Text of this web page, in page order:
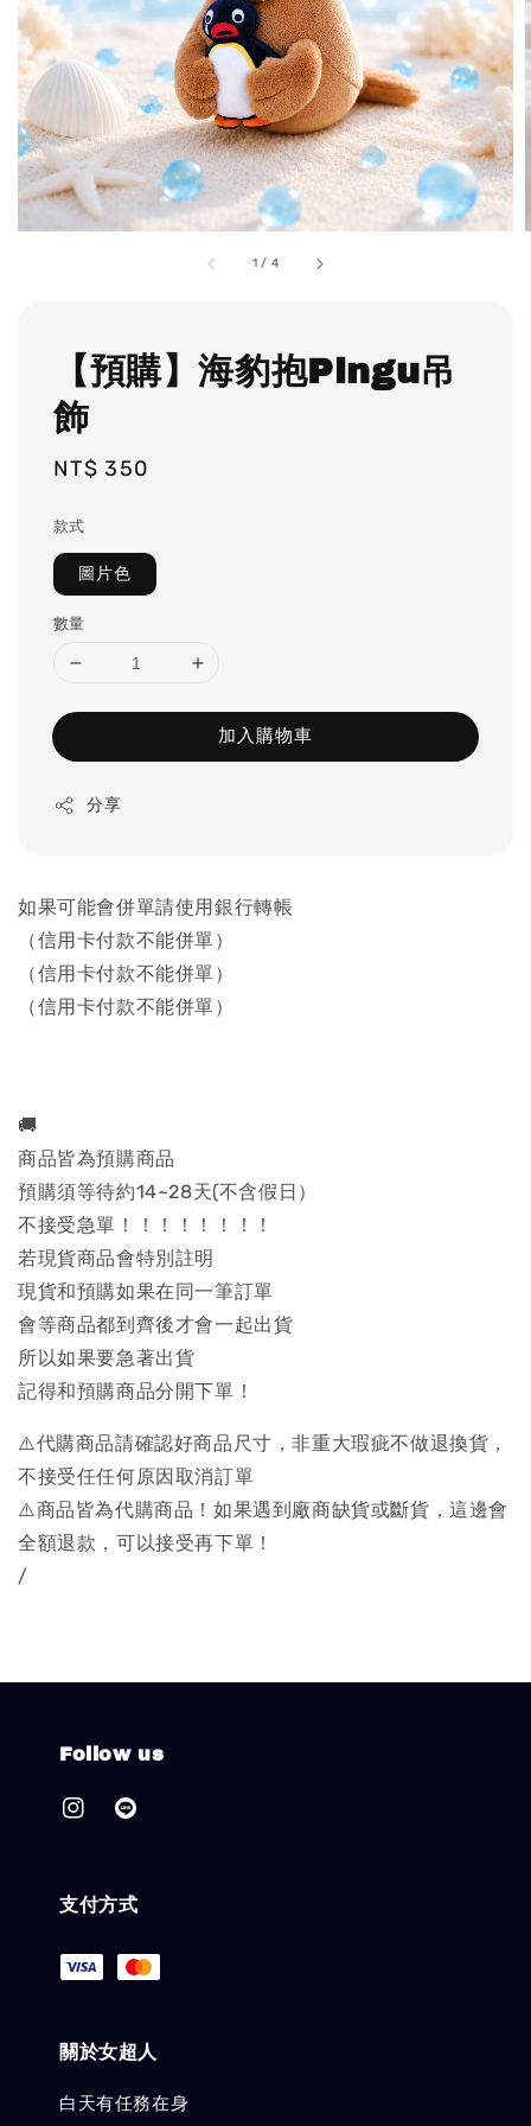
1 / 4
【預購】海豹抱Pingu吊
飾
Regular
NT$ 350
款式
圖片色
數量
加入購物車
分享
如果可能會併單請使用銀行轉帳
（信用卡付款不能併單）
（信用卡付款不能併單）
（信用卡付款不能併單）
🚚
商品皆為預購商品
預購須等待約14~28天(不含假日）
不接受急單！！！！！！！！
若現貨商品會特別註明
現貨和預購如果在同一筆訂單
會等商品都到齊後才會一起出貨
所以如果要急著出貨
記得和預購商品分開下單！
⚠️代購商品請確認好商品尺寸，非重大瑕疵不做退換貨，
不接受任任何原因取消訂單
⚠️商品皆為代購商品！如果遇到廠商缺貨或斷貨，這邊會
全額退款，可以接受再下單！
/
Follow us
支付方式
關於女超人
白天有任務在身